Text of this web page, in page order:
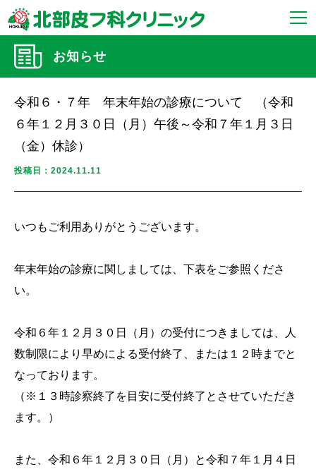
お知らせ
令和６・７年 年末年始の診療について （令和
６年１２月３０日（月）午後～令和７年１月３日
（金）休診）
投稿日：2024.11.11
いつもご利用ありがとうございます。
年末年始の診療に関しましては、下表をご参照くださ
い。
令和６年１２月３０日（月）の受付につきましては、人
数制限により早めによる受付終了、または１２時までと
なっております。
（※１３時診察終了を目安に受付終了とさせていただき
ます。）
また、令和６年１２月３０日（月）と令和７年１月４日